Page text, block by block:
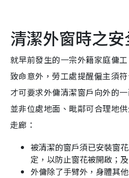
清潔外窗時之
就早前發生的一宗外籍家庭傭
致命意外，勞工處提醒僱主須
才可要求外傭清潔窗戶向外的
並非位處地面、毗鄰可合理地
走廊：
被清潔的窗戶須已安裝窗
定，以防止窗花被開啟；及
外傭除了手臂外，身體其